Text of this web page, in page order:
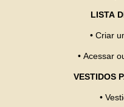
LISTA
• Criar
• Acessar
VESTIDOS
•